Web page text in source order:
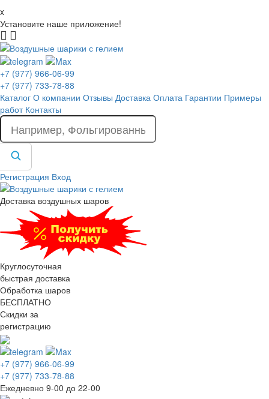
x
Установите наше приложение!
+7 (977) 966-06-99
+7 (977) 733-78-88
Каталог О компании Отзывы Доставка Оплата Гарантии Примеры
работ Контакты
Регистрация Вход
Доставка воздушных шаров
Круглосуточная
быстрая доставка
Обработка шаров
БЕСПЛАТНО
Скидки за
регистрацию
+7 (977) 966-06-99
+7 (977) 733-78-88
Ежедневно 9-00 до 22-00